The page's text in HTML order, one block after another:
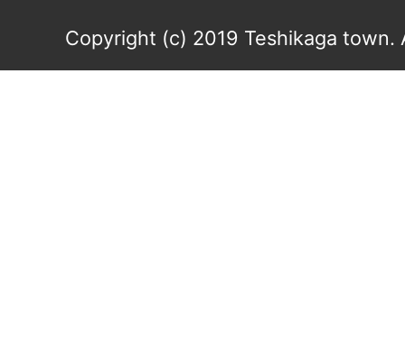
Copyright (c) 2019 Teshikaga town.